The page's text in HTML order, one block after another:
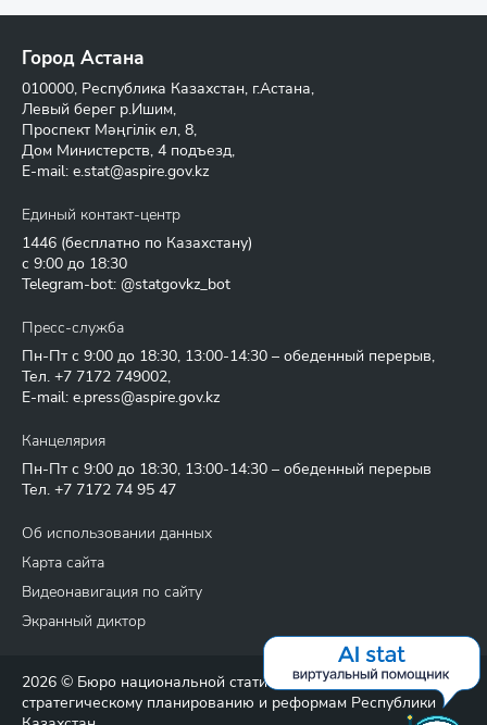
Город Астана
010000, Республика Казахстан, г.Астана,
Левый берег р.Ишим,
Проспект Мәңгілік ел, 8,
Дом Министерств, 4 подъезд,
E-mail: e.stat@aspire.gov.kz
Единый контакт-центр
1446 (бесплатно по Казахстану)
с 9:00 до 18:30
Telegram-bot: @statgovkz_bot
Пресс-служба
Пн-Пт с 9:00 до 18:30, 13:00-14:30 – обеденный перерыв,
Тел. +7 7172 749002,
E-mail: e.press@aspire.gov.kz
Канцелярия
Пн-Пт с 9:00 до 18:30, 13:00-14:30 – обеденный перерыв
Тел. +7 7172 74 95 47
Об использовании данных
Карта сайта
Видеонавигация по сайту
Экранный диктор
2026 © Бюро национальной статистики Агентства по
стратегическому планированию и реформам Республики